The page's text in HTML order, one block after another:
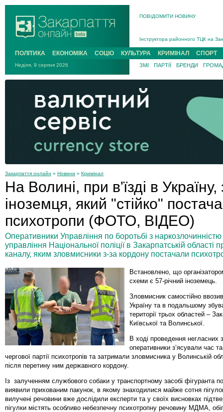
ПОВІДОМИТИ НОВИНУ
В Ужгороді попрощаються із
В Ужгороді 5 серпня
Підтвердили загибель
На війні загинув 26-річний
ПОЛІТИКА ЕКОНОМІКА СОЦІО КУЛЬТУРА КРИМІНАЛ СПОРТ
Неділя, 9 серпня 2026 ЗМІ ПАРТІЇ БРЕНДИ
Закарпаття онлайн » Новини » Кримінал
На Волині, при в'їзді в
іноземця, який "стійко"
психотропи (ФОТО, ВІДЕО)
Оперативники Управління по боротьбі з наркозлочинністю
управління Національної поліції в Закарпатській області
каналу, яким зловмисники з-за кордону постачали
Встановлено, що
схеми є 57-річний іноземець.
Зловмисник самостійно
Україну та в подальшому
території трьох областей –
Київської та Волинської.
В ході проведення негласних
оперативники з’ясували час
чергової партії психотропів та затримали зловмисника у Волинській
після перетину ним державного кордону.
Із залученням службового собаки у транспортному засобі фігуранта
виявили прихованим пакунок, в якому знаходилися майже сотня
вилучені речовини вже дослідили експерти та у своїх висновках
пігулки містять особливо небезпечну психотропну речовину МДМА,